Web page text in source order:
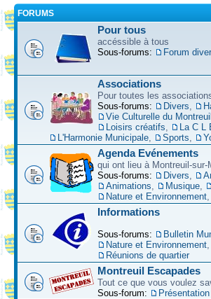
FORUMS
Pour tous
accéssible à tous
Sous-forums:
Forum
Associations
Pour toutes les
Sous-forums:
Divers,
Vie Culturelle du
Loisirs créatifs, La C L
L'Harmonie Municipale, Sports,
Agenda Evénements
qui ont lieu à Montreuil-sur-
Sous-forums:
Divers,
Animations, Musique,
Nature et Environnement,
Informations
Sous-forums: Bulletin
Nature et Environnement,
Réunions de quartier
Montreuil Escapades
Tout ce que vous voulez
Sous-forum:
Présentation